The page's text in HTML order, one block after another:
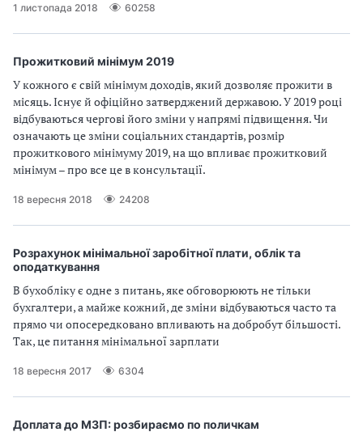
1 листопада 2018 60258
Прожитковий мінімум 2019
У кожного є свій мінімум доходів, який дозволяє прожити в
місяць. Існує й офіційно затверджений державою. У 2019 році
відбуваються чергові його зміни у напрямі підвищення. Чи
означають це зміни соціальних стандартів, розмір
прожиткового мінімуму 2019, на що впливає прожитковий
мінімум – про все це в консультації.
18 вересня 2018 24208
Розрахунок мінімальної заробітної плати, облік та
оподаткування
В бухобліку є одне з питань, яке обговорюють не тільки
бухгалтери, а майже кожний, де зміни відбуваються часто та
прямо чи опосередковано впливають на добробут більшості.
Так, це питання мінімальної зарплати
18 вересня 2017 6304
Доплата до МЗП: розбираємо по поличкам